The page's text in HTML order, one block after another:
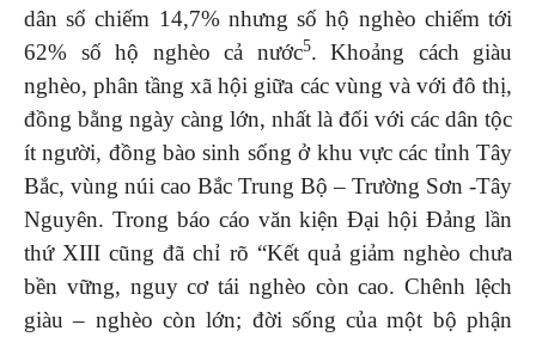
dân số chiếm 14,7% nhưng số hộ nghèo chiếm tới
62% số hộ nghèo cả nước5. Khoảng cách giàu
nghèo, phân tầng xã hội giữa các vùng và với đô thị,
đồng bằng ngày càng lớn, nhất là đối với các dân tộc
ít người, đồng bào sinh sống ở khu vực các tỉnh Tây
Bắc, vùng núi cao Bắc Trung Bộ – Trường Sơn -Tây
Nguyên. Trong báo cáo văn kiện Đại hội Đảng lần
thứ XIII cũng đã chỉ rõ “Kết quả giảm nghèo chưa
bền vững, nguy cơ tái nghèo còn cao. Chênh lệch
giàu – nghèo còn lớn; đời sống của một bộ phận